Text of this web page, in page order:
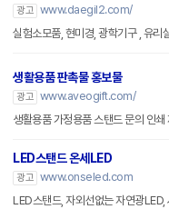
광고 www.daegil2.com/
실험소모품, 현미경, 광학기구 , 유리
생활용품 판촉물 홍보물
광고 www.aveogift.com/
생활용품 가정용품 스탠드 문의 인쇄
LED스탠드 온세LED
광고 www.onseled.com
LED스탠드, 자외선없는 자연광